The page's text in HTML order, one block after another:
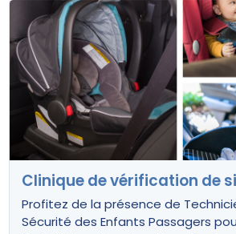
Clinique de vérification de
Profitez de la présence de
Sécurité des Enfants Passagers